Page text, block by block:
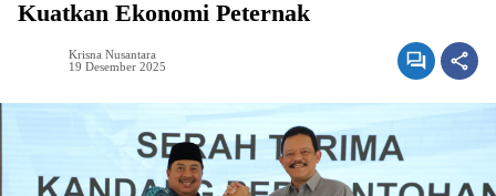
Kuatkan Ekonomi Peternak
Krisna Nusantara
19 Desember 2025